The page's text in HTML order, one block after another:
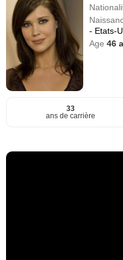
- Etats-
Age46
33
ans de carrière